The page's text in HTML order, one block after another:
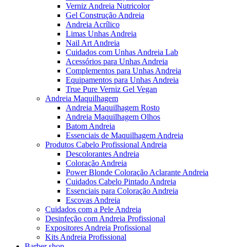
Verniz Andreia Nutricolor
Gel Construção Andreia
Andreia Acrílico
Limas Unhas Andreia
Nail Art Andreia
Cuidados com Unhas Andreia Lab
Acessórios para Unhas Andreia
Complementos para Unhas Andreia
Equipamentos para Unhas Andreia
True Pure Verniz Gel Vegan
Andreia Maquilhagem
Andreia Maquilhagem Rosto
Andreia Maquilhagem Olhos
Batom Andreia
Essenciais de Maquilhagem Andreia
Produtos Cabelo Profissional Andreia
Descolorantes Andreia
Coloração Andreia
Power Blonde Coloração Aclarante Andreia
Cuidados Cabelo Pintado Andreia
Essenciais para Coloração Andreia
Escovas Andreia
Cuidados com a Pele Andreia
Desinfeção com Andreia Profissional
Expositores Andreia Profissional
Kits Andreia Profissional